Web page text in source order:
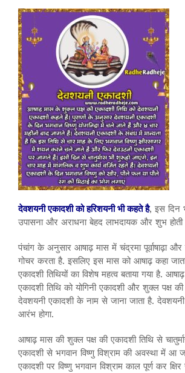
देवशयनी एकादशी को हरिशयनी भी कहते है, इस दिन
उपासना और अराधना बेहद लाभदायक और शुभ होती
पंचांग के अनुसार आषाढ़ मास में चंद्रमा पूर्वाषाढ़ा और
गोचर करता है. इसलिए इस मास को आषाढ़ कहा
एकादशी तिथियों का विशेष महत्व बताया गया है.
एकादशी तिथि को योगिनी एकादशी और शुक्ल पक्ष
देवशयनी एकादशी के नाम से जाना जाता है. देवशयनी
आरंभ होगा.
आषाढ़ मास की शुक्ल पक्ष की एकादशी तिथि से
एकादशी से भगवान विष्णु विश्राम की अवस्था में आ
एकादशी पर विष्णु भगवान विश्राम काल पूर्ण कर